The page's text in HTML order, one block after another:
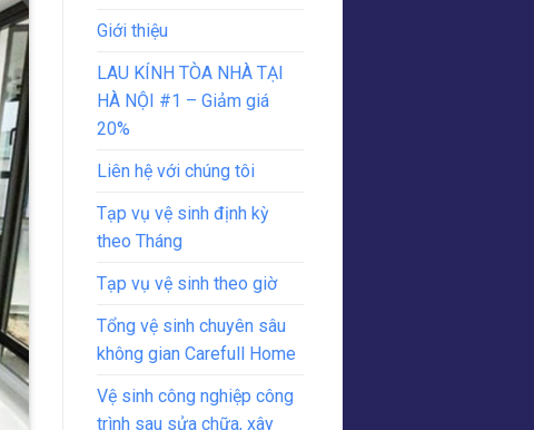
Giới thiệu
LAU KÍNH TÒA NHÀ TẠI
HÀ NỘI #1 – Giảm giá
20%
Liên hệ với chúng tôi
Tạp vụ vệ sinh định kỳ
theo Tháng
Tạp vụ vệ sinh theo giờ
Tổng vệ sinh chuyên sâu
không gian Carefull Home
Vệ sinh công nghiệp công
trình sau sửa chữa, xây